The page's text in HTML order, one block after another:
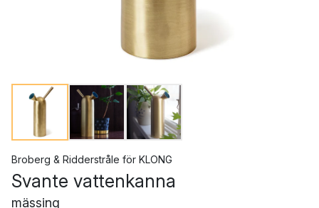
Broberg & Ridderstråle för KLONG
Svante vattenkanna
mässing